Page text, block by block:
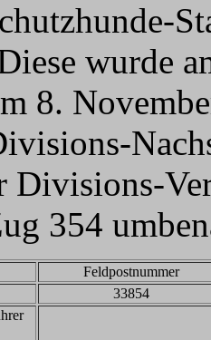
wurde
8.
Divisions-
354
Feldpostnummer
33854